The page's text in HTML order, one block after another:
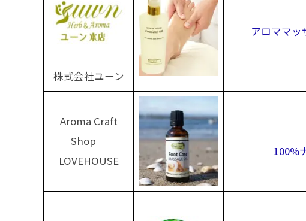
株式会社ユーン
アロママ
Aroma Craft
Shop
LOVEHOUSE
100%